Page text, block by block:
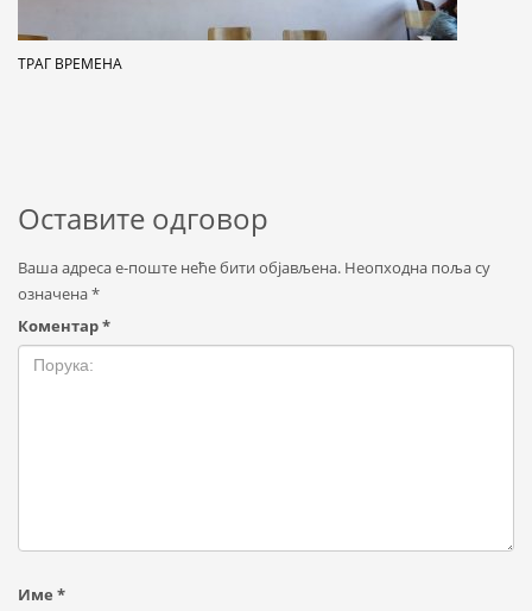
ТРАГ ВРЕМЕНА
Оставите одговор
Ваша адреса е-поште неће бити објављена. Неопходна поља су
означена*
Коментар*
Име *